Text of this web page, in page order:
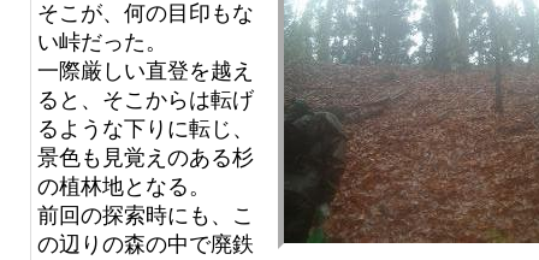
そこが、何の目印もな
い峠だった。
一際厳しい直登を越え
ると、そこからは転げ
るような下りに転じ、
景色も見覚えのある杉
の植林地となる。
前回の探索時にも、こ
の辺りの森の中で廃鉄